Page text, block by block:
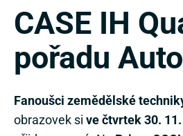
CASE IH
pořadu
Fanoušci zemědělské
obrazovek si ve čtvrtek 30.